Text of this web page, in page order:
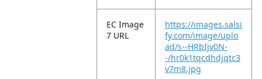
EC Image
7 URL
https://images.salsi
fy.com/image/uplo
ad/s--HRbIjv0N-
-/hr0k1tqcdhdjqtc3
v7m8.jpg